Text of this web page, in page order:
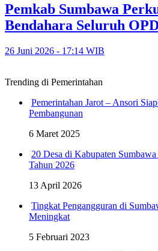
Pemkab Sumbawa
Bendahara Seluruh
26 Juni 2026 - 17:14 WIB
Trending di Pemerintahan
Pemerintahan Jarot – Ansori
Pembangunan
6 Maret 2025
20 Desa di Kabupaten
Tahun 2026
13 April 2026
Tingkat Pengangguran di
Meningkat
5 Februari 2023